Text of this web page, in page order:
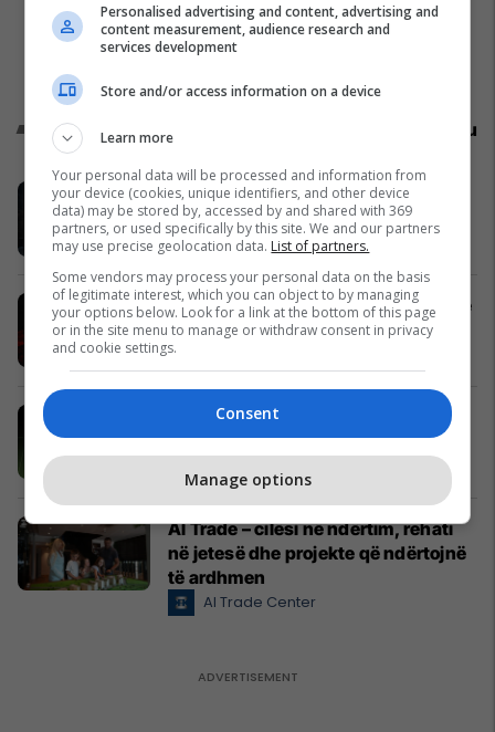
Promo Reklamo këtu
EXFIS - Çdo ditë me ty
EXFIS
Cyberzone: IPKO fillon me një seri të
re për sigurinë digjitale në Kosovë
Po kërkon shtëpi apo banesë? Këto
janë 4 ofertat e javës
Al Trade – cilësi në ndërtim, rehati
në jetesë dhe projekte që ndërtojnë
të ardhmen
Al Trade Center
Personalised advertising and content, advertising and
content measurement, audience research and
services development
Store and/or access information on a device
Learn more
Your personal data will be processed and information from
your device (cookies, unique identifiers, and other device
data) may be stored by, accessed by and shared with 369
partners, or used specifically by this site. We and our partners
may use precise geolocation data. List of partners.
Some vendors may process your personal data on the basis
of legitimate interest, which you can object to by managing
your options below. Look for a link at the bottom of this page
or in the site menu to manage or withdraw consent in privacy
and cookie settings.
Consent
Manage options